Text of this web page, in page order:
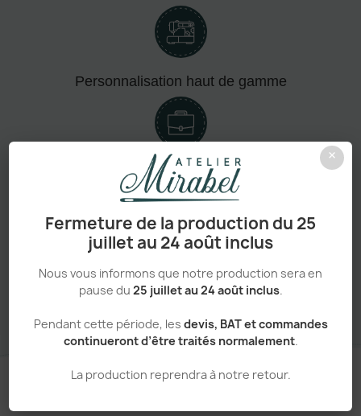
×
Fermeture de la production du 25
juillet au 24 août inclus
Nous vous informons que notre production sera en
pause du 25 juillet au 24 août inclus.
Pendant cette période, les devis, BAT et commandes
continueront d’être traités normalement.
La production reprendra à notre retour.
Personnalisation haut de gamme
Adapté aux pros comme aux particuliers